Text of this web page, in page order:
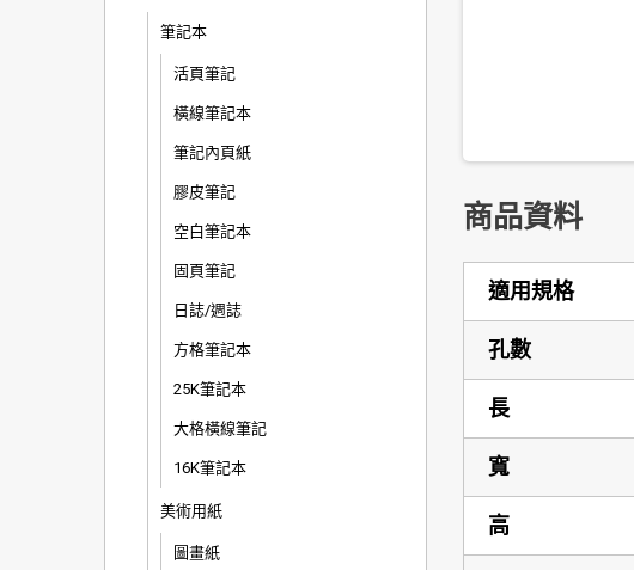
筆記本
活頁筆記
橫線筆記本
筆記內頁紙
膠皮筆記
空白筆記本
固頁筆記
日誌/週誌
方格筆記本
25K筆記本
大格橫線筆記
16K筆記本
美術用紙
圖畫紙
商品資料
適用規格
孔數
長
寬
高